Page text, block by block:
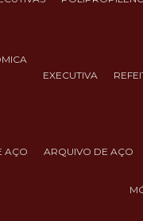
EXECUTIVA
AÇO ARQUIVO DE AÇO